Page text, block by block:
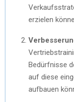
erzielen
Bedürfnisse
auf diese
aufbauen